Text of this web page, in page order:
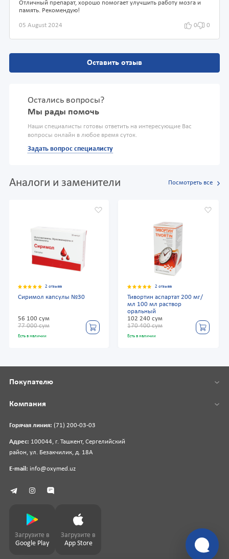
Отличный препарат, хорошо помогает улучшить работу мозга и
память. Рекомендую!
05 August 2024 0 0
Оставить отзыв
Остались вопросы?
Мы рады помочь
Наши специалисты готовы ответить на интересующие Вас
вопросы онлайн в любое время суток.
Задать вопрос специалисту
Аналоги и заменители Посмотреть все
2 отзыва
Сиримол капсулы №30
56 100 сум
77 000 сум
Есть в наличии
2 отзыва
Тивортин аспартат 200 мг/
мл 100 мл раствор
оральный
102 240 сум
170 400 сум
Есть в наличии
Горячая линия: (71) 200-03-03
Адрес: 100044, г. Ташкент, Сергелийский
район, ул. Безакчилик, д. 18А
E-mail: info@oxymed.uz
Покупателю
Компания
Загрузите в
Google Play
Загрузите в
App Store